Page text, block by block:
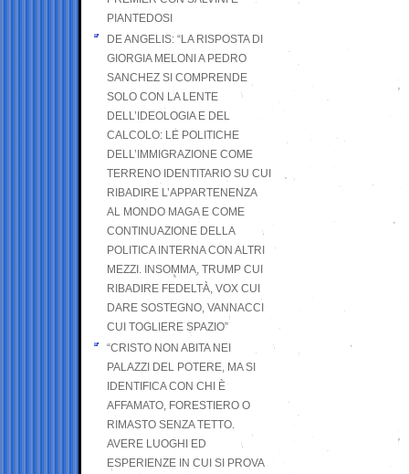
PIANTEDOSI
DE ANGELIS: “LA RISPOSTA DI
GIORGIA MELONI A PEDRO
SANCHEZ SI COMPRENDE
SOLO CON LA LENTE
DELL’IDEOLOGIA E DEL
CALCOLO: LE POLITICHE
DELL’IMMIGRAZIONE COME
TERRENO IDENTITARIO SU CUI
RIBADIRE L’APPARTENENZA
AL MONDO MAGA E COME
CONTINUAZIONE DELLA
POLITICA INTERNA CON ALTRI
MEZZI. INSOMMA, TRUMP CUI
RIBADIRE FEDELTÀ, VOX CUI
DARE SOSTEGNO, VANNACCI
CUI TOGLIERE SPAZIO”
“CRISTO NON ABITA NEI
PALAZZI DEL POTERE, MA SI
IDENTIFICA CON CHI È
AFFAMATO, FORESTIERO O
RIMASTO SENZA TETTO.
AVERE LUOGHI ED
ESPERIENZE IN CUI SI PROVA